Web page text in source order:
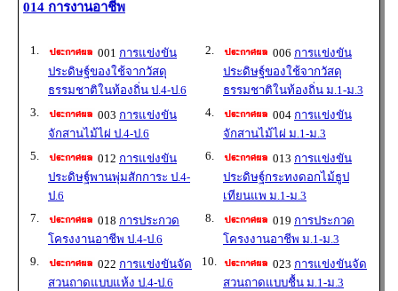
014 การงานอาชีพ
1. 001 การแข่งขัน
ประดิษฐ์ของใช้จากวัสดุ
ธรรมชาติในท้องถิ่น ป.4-ป.6
2. 006 การแข่งขัน
ประดิษฐ์ของใช้จากวัสดุ
ธรรมชาติในท้องถิ่น ม.1-ม.3
3.
003 การแข่งขัน
จักสานไม้ไผ่ ป.4-ป.6
4. 004 การแข่งขัน
จักสานไม้ไผ่ ม.1-ม.3
5.
012 การแข่งขัน
ประดิษฐ์พานพุ่มสักการะ ป.4-
ป.6
6. 013 การแข่งขัน
ประดิษฐ์กระทงดอกไม้ธูป
เทียนแพ ม.1-ม.3
7.
018 การประกวด
โครงงานอาชีพ ป.4-ป.6
8. 019 การประกวด
โครงงานอาชีพ ม.1-ม.3
9.
022 การแข่งขันจัด
สวนถาดแบบแห้ง ป.4-ป.6
10. 023 การแข่งขันจัด
สวนถาดแบบชื้น ม.1-ม.3